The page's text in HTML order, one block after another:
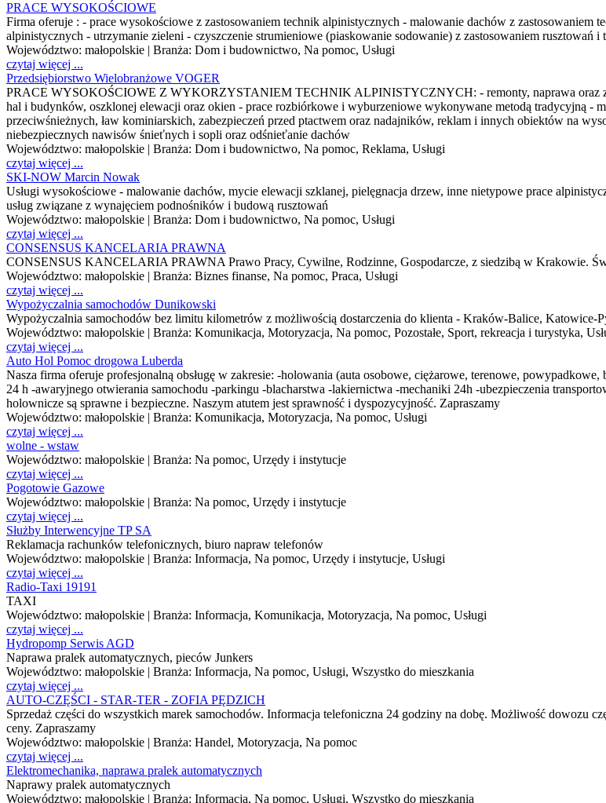
PRACE WYSOKOŚCIOWE
Firma oferuje : - prace wysokościowe z zastosowaniem technik alpinistycznych - malowanie dachów z
alpinistycznych - utrzymanie zieleni - czyszczenie strumieniowe (piaskowanie sodowanie) z zastosowaniem rusztowań i
Województwo: małopolskie | Branża: Dom i budownictwo, Na pomoc, Usługi
czytaj więcej ...
Przedsiębiorstwo Wielobranżowe VOGER
PRACE WYSOKOŚCIOWE Z WYKORZYSTANIEM TECHNIK ALPINISTYCZNYCH: - remonty, naprawa oraz
hal i budynków, oszklonej elewacji oraz okien - prace rozbiórkowe i wyburzeniowe wykonywane metodą tradycyjną -
przeciwśnieżnych, ław kominiarskich, zabezpieczeń przed ptactwem oraz nadajników, reklam i innych obiektów na
niebezpiecznych nawisów śnieťnych i sopli oraz odśnieťanie dachów
Województwo: małopolskie | Branża: Dom i budownictwo, Na pomoc, Reklama, Usługi
czytaj więcej ...
SKI-NOW Marcin Nowak
Usługi wysokościowe - malowanie dachów, mycie elewacji szklanej, pielęgnacja drzew, inne nietypowe prace
usług związane z wynajęciem podnośników i budową rusztowań
Województwo: małopolskie | Branża: Dom i budownictwo, Na pomoc, Usługi
czytaj więcej ...
CONSENSUS KANCELARIA PRAWNA
CONSENSUS KANCELARIA PRAWNA Prawo Pracy, Cywilne, Rodzinne, Gospodarcze, z siedzibą w Krakowie.
Województwo: małopolskie | Branża: Biznes finanse, Na pomoc, Praca, Usługi
czytaj więcej ...
Wypożyczalnia samochodów Dunikowski
Wypożyczalnia samochodów bez limitu kilometrów z możliwością dostarczenia do klienta - Kraków-Balice,
Województwo: małopolskie | Branża: Komunikacja, Motoryzacja, Na pomoc, Pozostałe, Sport, rekreacja i turystyka,
czytaj więcej ...
Auto Hol Pomoc drogowa Luberda
Nasza firma oferuje profesjonalną obsługę w zakresie: -holowania (auta osobowe, ciężarowe, terenowe,
24 h -awaryjnego otwierania samochodu -parkingu -blacharstwa -lakiernictwa -mechaniki 24h -ubezpieczenia
holownicze są sprawne i bezpieczne. Naszym atutem jest sprawność i dyspozycyjność. Zapraszamy
Województwo: małopolskie | Branża: Komunikacja, Motoryzacja, Na pomoc, Usługi
czytaj więcej ...
wolne - wstaw
Województwo: małopolskie | Branża: Na pomoc, Urzędy i instytucje
czytaj więcej ...
Pogotowie Gazowe
Województwo: małopolskie | Branża: Na pomoc, Urzędy i instytucje
czytaj więcej ...
Służby Interwencyjne TP SA
Reklamacja rachunków telefonicznych, biuro napraw telefonów
Województwo: małopolskie | Branża: Informacja, Na pomoc, Urzędy i instytucje, Usługi
czytaj więcej ...
Radio-Taxi 19191
TAXI
Województwo: małopolskie | Branża: Informacja, Komunikacja, Motoryzacja, Na pomoc, Usługi
czytaj więcej ...
Hydropomp Serwis AGD
Naprawa pralek automatycznych, pieców Junkers
Województwo: małopolskie | Branża: Informacja, Na pomoc, Usługi, Wszystko do mieszkania
czytaj więcej ...
AUTO-CZĘŚCI - STAR-TER - ZOFIA PĘDZICH
Sprzedaż części do wszystkich marek samochodów. Informacja telefoniczna 24 godziny na dobę. Możliwość dowozu
ceny. Zapraszamy
Województwo: małopolskie | Branża: Handel, Motoryzacja, Na pomoc
czytaj więcej ...
Elektromechanika, naprawa pralek automatycznych
Naprawy pralek automatycznych
Województwo: małopolskie | Branża: Informacja, Na pomoc, Usługi, Wszystko do mieszkania